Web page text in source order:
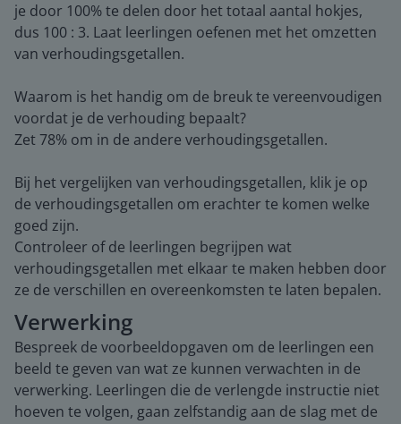
je door 100% te delen door het totaal aantal hokjes,
dus 100 : 3. Laat leerlingen oefenen met het omzetten
van verhoudingsgetallen.
Waarom is het handig om de breuk te vereenvoudigen
voordat je de verhouding bepaalt?
Zet 78% om in de andere verhoudingsgetallen.
Bij het vergelijken van verhoudingsgetallen, klik je op
de verhoudingsgetallen om erachter te komen welke
goed zijn.
Controleer of de leerlingen begrijpen wat
verhoudingsgetallen met elkaar te maken hebben door
ze de verschillen en overeenkomsten te laten bepalen.
Verwerking
Bespreek de voorbeeldopgaven om de leerlingen een
beeld te geven van wat ze kunnen verwachten in de
verwerking. Leerlingen die de verlengde instructie niet
hoeven te volgen, gaan zelfstandig aan de slag met de